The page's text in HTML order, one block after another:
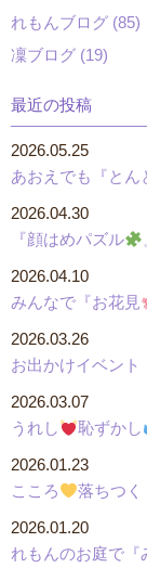
れもんブログ (85)
凜ブログ (19)
最近の投稿
あおえでも『とん
2026.05.25
『顔はめパズル
2026.04.30
みんなで『お花見
2026.04.10
お出かけイベント
2026.03.26
うれし 恥ずかし
2026.03.07
こころ 落ちつく
2026.01.23
れもんのお庭で『
2026.01.20